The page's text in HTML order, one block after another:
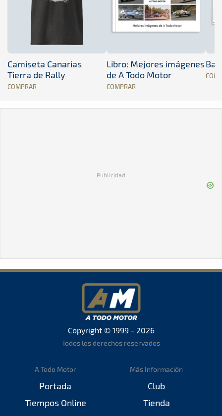
Camiseta Canarias
Tierra de Rally
COMPRAR
Libro: Mejores imágenes
de A Todo Motor
COMPRAR
Publicidad
Copyright © 1999 - 2026
Todos los derechos reservados
A Todo Motor
Portada
Tiempos Online
Más Información
Club
Tienda